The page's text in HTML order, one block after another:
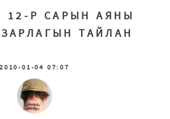
12-Р САРЫН АЯНЫ
ТАЙЛАН
2010-01-04 07:07